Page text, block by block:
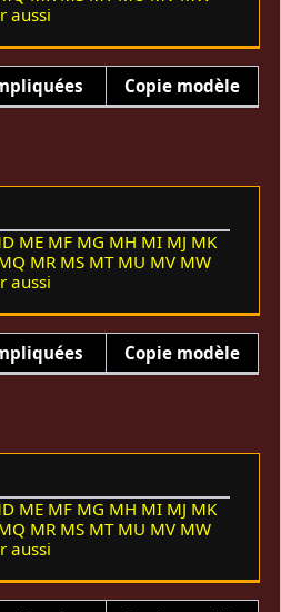
aussi
Copie modèle
ME MF MG MH MI MJ MK
MR MS MT MU MV MW
aussi
Copie modèle
ME MF MG MH MI MJ MK
MR MS MT MU MV MW
aussi